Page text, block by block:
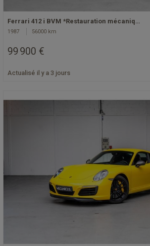
Ferrari 412 i BVM *Restauration mécaniq…
1987 56000 km
99 900 €
Actualisé il y a 3 jours